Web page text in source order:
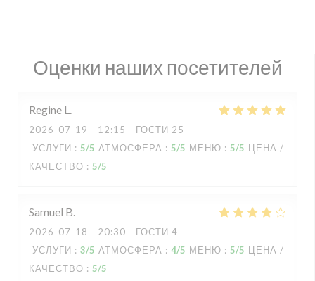
Оценки наших посетителей
Regine L
2026-07-19 - 12:15 - ГОСТИ 25
УСЛУГИ : 5/5 АТМОСФЕРА : 5/5 МЕНЮ : 5/5 ЦЕНА /
КАЧЕСТВО : 5/5
Samuel B
2026-07-18 - 20:30 - ГОСТИ 4
УСЛУГИ : 3/5 АТМОСФЕРА : 4/5 МЕНЮ : 5/5 ЦЕНА /
КАЧЕСТВО : 5/5